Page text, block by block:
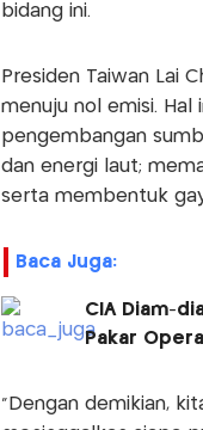
bidang ini.
Presiden Taiwan Lai
menuju nol emisi.
pengembangan
dan energi laut;
serta membentuk
Baca Juga:
CIA Diam-
Pakar
"Dengan demikian,